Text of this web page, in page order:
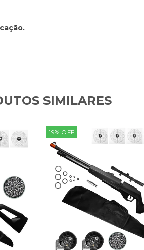
SIMILARES
19% OFF